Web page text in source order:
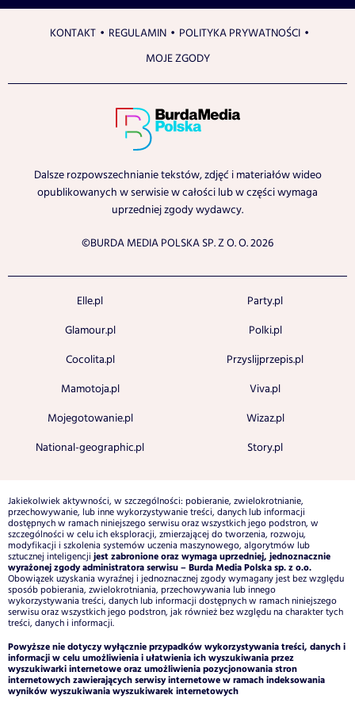
KONTAKT REGULAMIN
POLITYKA PRYWATNOŚCI
MOJE ZGODY
Dalsze rozpowszechnianie tekstów, zdjęć i materiałów wideo
opublikowanych w serwisie w całości lub w części wymaga
uprzedniej zgody wydawcy.
©BURDA MEDIA POLSKA SP. Z O. O. 2026
Elle.pl
Glamour.pl
Cocolita.pl
Mamotoja.pl
Mojegotowanie.pl
National-geographic.pl
Party.pl
Polki.pl
Przyslijprzepis.pl
Viva.pl
Wizaz.pl
Story.pl
Jakiekolwiek aktywności, w szczególności: pobieranie, zwielokrotnianie,
przechowywanie, lub inne wykorzystywanie treści, danych lub informacji
dostępnych w ramach niniejszego serwisu oraz wszystkich jego podstron, w
szczególności w celu ich eksploracji, zmierzającej do tworzenia, rozwoju,
modyfikacji i szkolenia systemów uczenia maszynowego, algorytmów lub
sztucznej inteligencji jest zabronione oraz wymaga uprzedniej, jednoznacznie
wyrażonej zgody administratora serwisu – Burda Media Polska sp. z o.o.
Obowiązek uzyskania wyraźnej i jednoznacznej zgody wymagany jest bez względu
sposób pobierania, zwielokrotniania, przechowywania lub innego
wykorzystywania treści, danych lub informacji dostępnych w ramach niniejszego
serwisu oraz wszystkich jego podstron, jak również bez względu na charakter tych
treści, danych i informacji.
Powyższe nie dotyczy wyłącznie przypadków wykorzystywania treści, danych i
informacji w celu umożliwienia i ułatwienia ich wyszukiwania przez
wyszukiwarki internetowe oraz umożliwienia pozycjonowania stron
internetowych zawierających serwisy internetowe w ramach indeksowania
wyników wyszukiwania wyszukiwarek internetowych